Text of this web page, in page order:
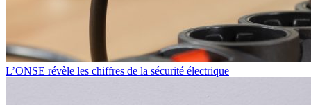
L’ONSE révèle les chiffres de la sécurité électrique